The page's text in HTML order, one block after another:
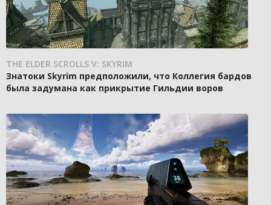
THE ELDER SCROLLS V: SKYRIM
Знатоки Skyrim предположили, что Коллегия бардов
была задумана как прикрытие Гильдии воров